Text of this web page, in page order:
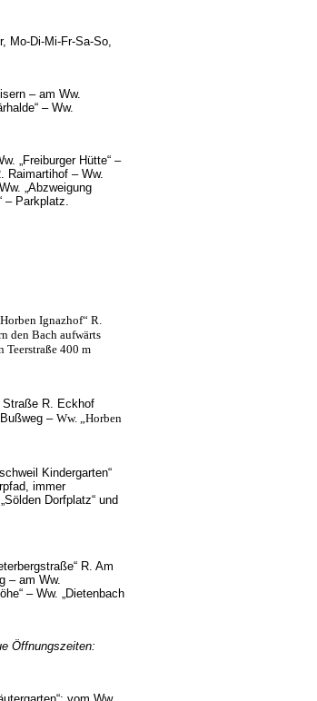
Mo-Di-Mi-Fr-Sa-So,
– am Ww.
– Ww.
„Freiburger Hütte“ –
Raimartihof – Ww.
„Abzweigung
– Parkplatz.
Ignazhof“ R.
den Bach aufwärts
Teerstraße 400 m
Straße R. Eckhof
– Ww. „Horben
Kindergarten“
immer
Dorfplatz“ und
R. Am
– am Ww.
– Ww. „Dietenbach
Öffnungszeiten: